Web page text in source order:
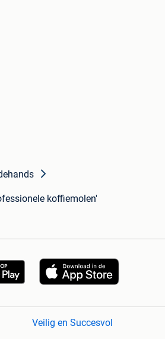
koffiemolen'
Veilig en Succesvol